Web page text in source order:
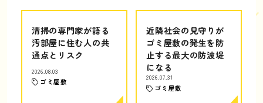
清掃の専門家が語る
汚部屋に住む人の共
通点とリスク
2026.08.03
ゴミ屋敷
近隣社会の見守りが
ゴミ屋敷の発生を防
止する最大の防波堤
になる
2026.07.31
ゴミ屋敷